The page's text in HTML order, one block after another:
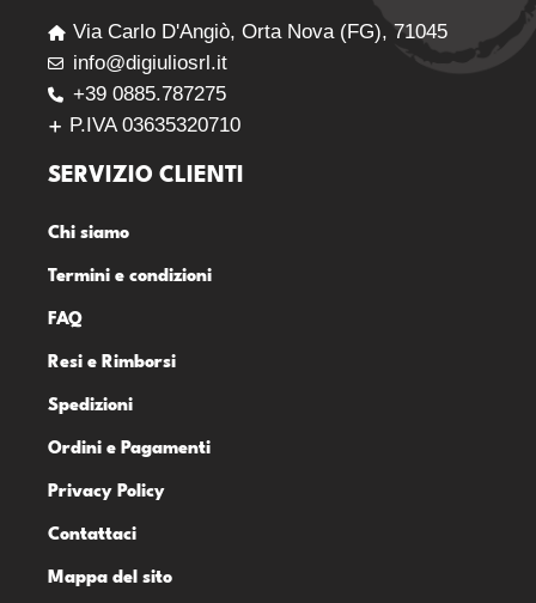
Via Carlo D'Angiò, Orta Nova (FG), 71045
info@digiuliosrl.it
+39 0885.787275
P.IVA 03635320710
SERVIZIO CLIENTI
Chi siamo
Termini e condizioni
FAQ
Resi e Rimborsi
Spedizioni
Ordini e Pagamenti
Privacy Policy
Contattaci
Mappa del sito